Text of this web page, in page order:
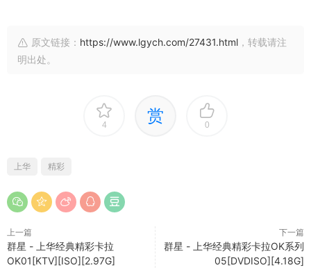
原文链接： https://www.lgych.com/27431.html ，转载请注
明出处。
4 赏 0
上华 精彩
上一篇
群星 - 上华经典精彩卡拉
OK01[KTV][ISO][2.97G]
下一篇
群星 - 上华经典精彩卡拉OK系列
05[DVDISO][4.18G]